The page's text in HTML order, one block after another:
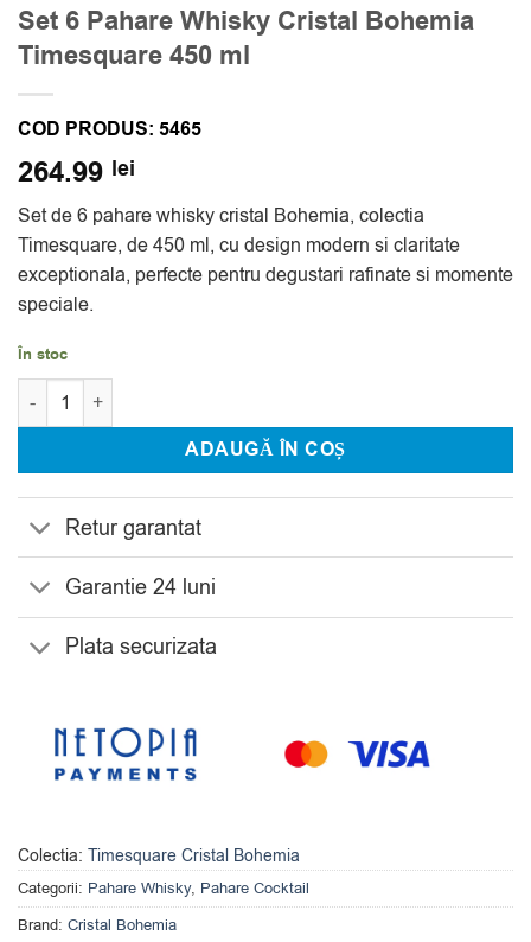
Set 6 Pahare Whisky Cristal Bohemia
Timesquare 450 ml
COD PRODUS: 5465
264.99 lei
Set de 6 pahare whisky cristal Bohemia, colectia
Timesquare, de 450 ml, cu design modern si claritate
exceptionala, perfecte pentru degustari rafinate si momente
speciale.
În stoc
Cantitate Set 6 Pahare Whisky Cristal Bohemia Timesquare 450
ADAUGĂ ÎN COȘ
Retur garantat
Garantie 24 luni
Plata securizata
Colectia: Timesquare Cristal Bohemia
Categorii: Pahare Whisky, Pahare Cocktail
Brand: Cristal Bohemia